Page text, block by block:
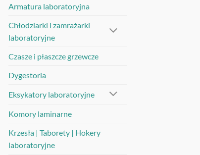
Armatura laboratoryjna
Chłodziarki i zamrażarki
laboratoryjne
Czasze i płaszcze grzewcze
Dygestoria
Eksykatory laboratoryjne
Komory laminarne
Krzesła | Taborety | Hokery
laboratoryjne